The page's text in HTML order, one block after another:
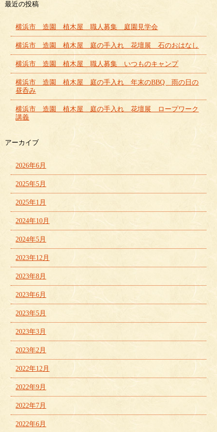
最近の投稿
横浜市 造園 植木屋 職人募集 庭園見学会
横浜市 造園 植木屋 庭の手入れ 花壇展 石のおはなし
横浜市 造園 植木屋 職人募集 いつものキャンプ
横浜市 造園 植木屋 庭の手入れ 年末のBBQ 雨の日の
昼呑み
横浜市 造園 植木屋 庭の手入れ 花壇展 ロープワーク
講義
アーカイブ
2026年6月
2025年5月
2025年1月
2024年10月
2024年5月
2023年12月
2023年8月
2023年6月
2023年5月
2023年3月
2023年2月
2022年12月
2022年9月
2022年7月
2022年6月